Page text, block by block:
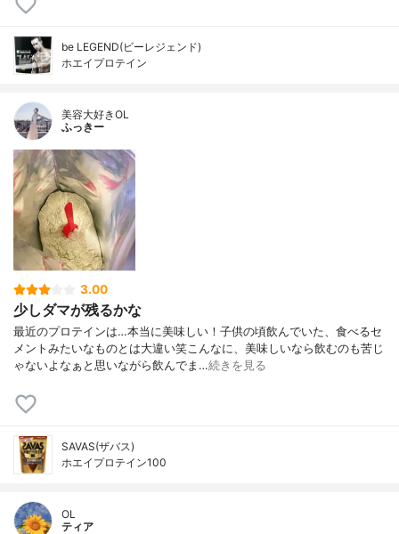
be LEGEND(ビーレジェンド)
ホエイプロテイン
美容大好きOL
ふっきー
3.00
少しダマが残るかな
最近のプロテインは…本当に美味しい！子供の頃飲んでいた、食べるセ
メントみたいなものとは大違い笑こんなに、美味しいなら飲むのも苦じ
ゃないよなぁと思いながら飲んでま…続きを見る
SAVAS(ザバス)
ホエイプロテイン100
OL
ティア